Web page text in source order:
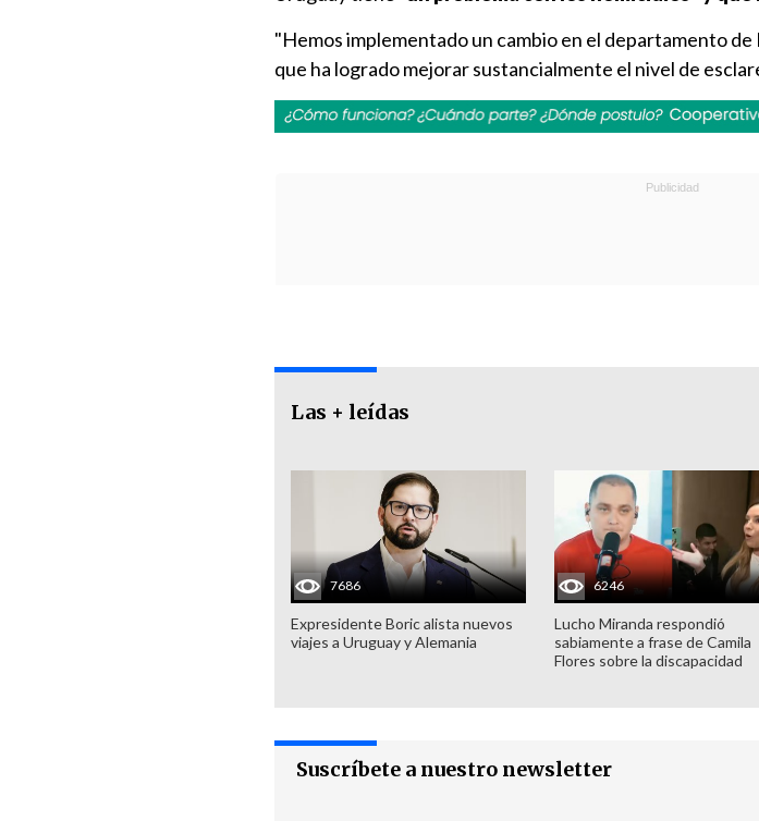
"Hemos implementado un cambio en el departamento de
que ha logrado mejorar sustancialmente el nivel de
Las + leídas
7686
Expresidente Boric alista nuevos
viajes a Uruguay y Alemania
6246
Lucho Miranda respondió
sabiamente a frase de Camila
Flores sobre la discapacidad
Suscríbete a nuestro newsletter